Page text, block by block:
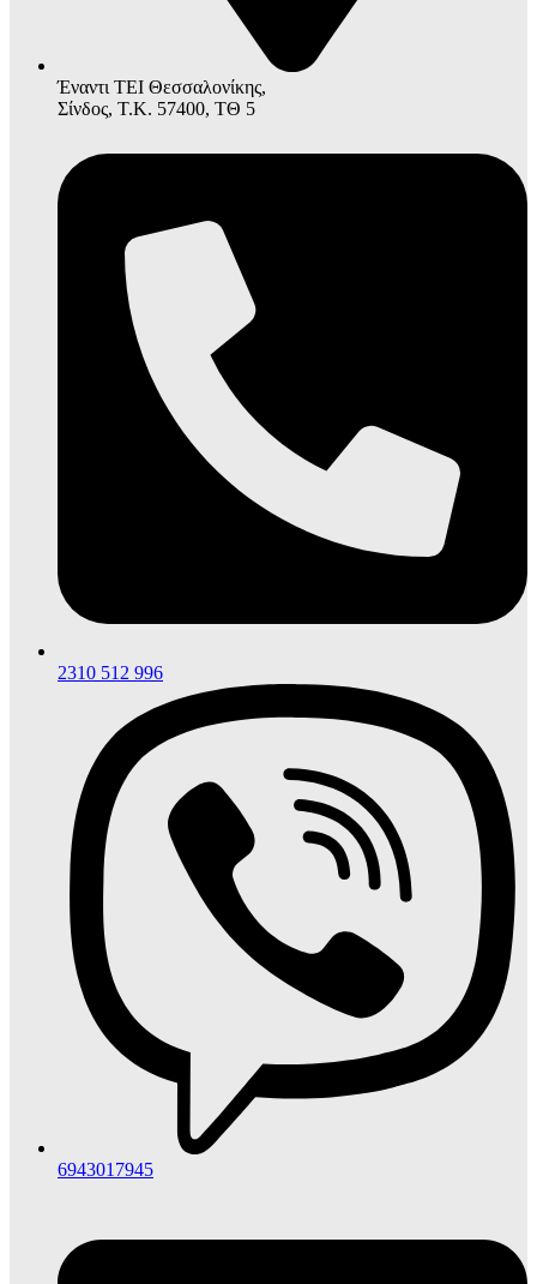
Έναντι ΤΕΙ Θεσσαλονίκης,
Σίνδος, Τ.Κ. 57400, ΤΘ 5
2310 512 996
6943017945